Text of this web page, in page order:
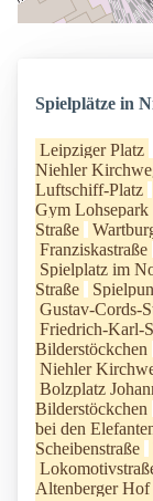
Spielplätze in
Leipziger Platz
Niehler
Luftschiff-Platz
Gym Lohsepark
Straße
Franziskastraße
Spielplatz im
Straße
Gustav-Cords-
Friedrich-Karl-
Bilderstöckchen
Niehler
Bolzplatz
Bilderstöckchen
bei den
Scheibenstraße
Altenberger Hof